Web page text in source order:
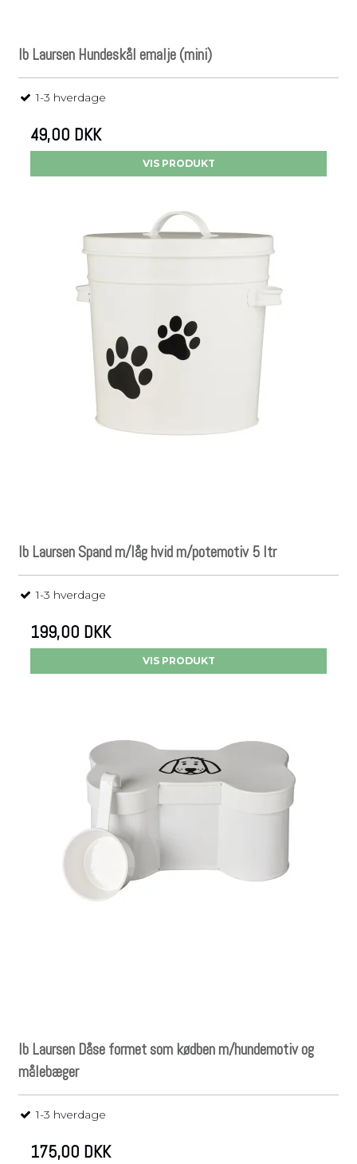
Ib Laursen Hundeskål emalje (mini)
1-3 hverdage
49,00 DKK
VIS PRODUKT
Ib Laursen Spand m/låg hvid m/potemotiv 5 ltr
1-3 hverdage
199,00 DKK
VIS PRODUKT
Ib Laursen Dåse formet som kødben m/hundemotiv og
målebæger
1-3 hverdage
175,00 DKK